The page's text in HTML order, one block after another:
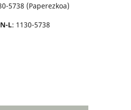
5738 (Paperezkoa)
L: 1130-5738